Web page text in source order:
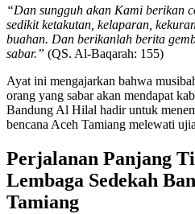
“Dan sungguh akan Kami berikan
sedikit ketakutan, kelaparan,
buahan. Dan berikanlah berita
sabar.” (QS. Al-Baqarah: 155)
Ayat ini mengajarkan bahwa
orang yang sabar akan mendapat
Bandung Al Hilal hadir untuk
bencana Aceh Tamiang melewati
Perjalanan Panjang
Lembaga Sedekah
Tamiang